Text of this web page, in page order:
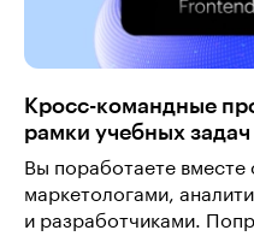
Кросс-командные
рамки учебных задач
Вы поработаете вместе
маркетологами,
и разработчиками.